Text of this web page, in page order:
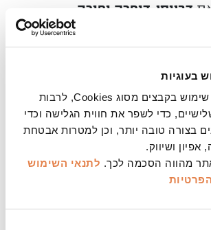
בעוגיות
באתר שלנו נעשה שימוש בקבצים מסוג Cookies, לרבות
כדי לשפר את חווית הגלישה וכדי
בצורה טובה יותר, וכן למטרות אבטחת
ושיווק.
מהווה הסכמה לכך. לתנאי השימוש
דביוסי, דופרק ופורה
הסדרה